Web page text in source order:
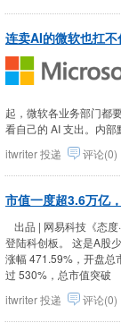
连卖AI的微软也扛
起，微软各业务部门都
看自己的 AI 支出。内
itwriter投递 评论(0)
市值一度超3.6万亿
出品 | 网易科技《态
登陆科创板。 这是A股
涨幅 471.59%，开盘总
过 530%，总市值突破
itwriter投递 评论(0)